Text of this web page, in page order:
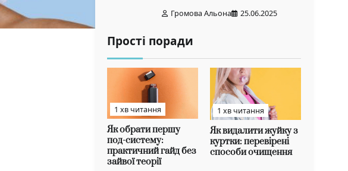
Громова Альона 25.06.2025
Прості поради
1 хв читання
Як обрати першу
под-систему:
практичний гайд без
зайвої теорії
1 хв читання
Як видалити жуйку з
куртки: перевірені
способи очищення